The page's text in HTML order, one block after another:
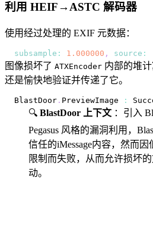
利用 HEIF→ASTC 解码器
使用经过处理的 EXIF 元数据：
subsample : 1.000000 , source :
图像损坏了 ATXEncoder 内部的堆
还是愉快地验证并传递了它。
BlastDoor . PreviewImage :
🔍 BlastDoor 上下文 ：引入
Pegasus 风格的漏洞利用，
信任的iMessage内容，然而
限制而失败，从而允许损坏
动。